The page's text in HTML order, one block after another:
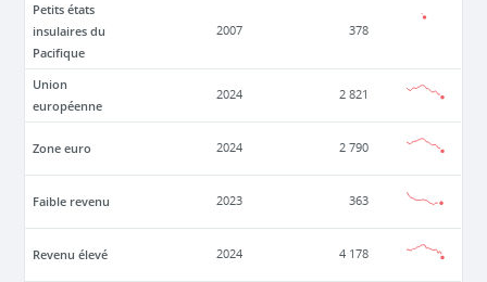
Petits états
insulaires du
Pacifique
2007 378
Union
européenne
2024 2 821
Zone euro 2024 2 790
Faible revenu 2023 363
Revenu élevé 2024 4 178